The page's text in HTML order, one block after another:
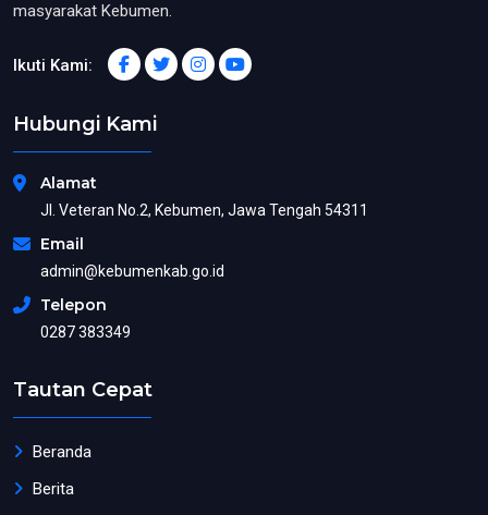
masyarakat Kebumen.
Ikuti Kami:
Hubungi Kami
Alamat
Jl. Veteran No.2, Kebumen, Jawa Tengah 54311
Email
admin@kebumenkab.go.id
Telepon
0287 383349
Tautan Cepat
Beranda
Berita